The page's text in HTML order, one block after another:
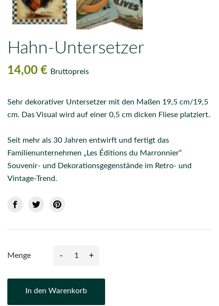
Hahn-Untersetzer
14,00 € Bruttopreis
Sehr dekorativer Untersetzer mit den Maßen 19,5 cm/19,5
cm. Das Visual wird auf einer 0,5 cm dicken Fliese platziert.
Seit mehr als 30 Jahren entwirft und fertigt das
Familienunternehmen „Les Éditions du Marronnier“
Souvenir- und Dekorationsgegenstände im Retro- und
Vintage-Trend.
Menge - +
In den Warenkorb